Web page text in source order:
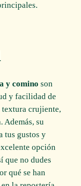
y comino son
y facilidad de
textura crujiente,
Además, su
tus gustos y
opción
que no dudes
qué se han